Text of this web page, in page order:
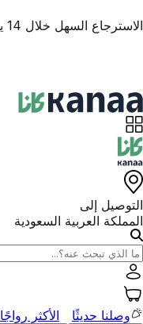
الاسترجاع السهل خلال 14 يومًا
التوصيل إلى
المملكة العربية السعودية
وصلنا حديثًا الأكثر رواجًا